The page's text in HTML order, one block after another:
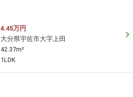
4.45万円
大分県宇佐市大字上田
42.37m²
1LDK